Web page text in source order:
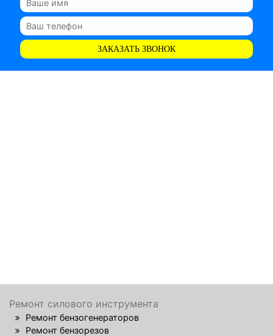
ЗАКАЗАТЬ ЗВОНОК
Ремонт силового инструмента
Ремонт бензогенераторов
Ремонт бензорезов